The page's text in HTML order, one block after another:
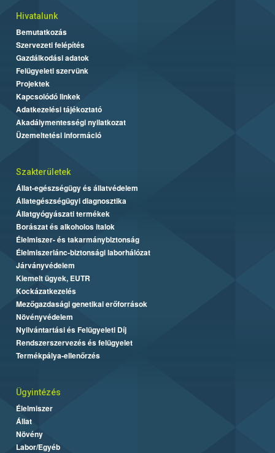
Hivatalunk
Bemutatkozás
Szervezeti felépítés
Gazdálkodási adatok
Felügyeleti szervünk
Projektek
Kapcsolódó linkek
Adatkezelési tájékoztató
Akadálymentességi nyilatkozat
Üzemeltetési információ
Szakterületek
Állat-egészségügy és állatvédelem
Állategészségügyi diagnosztika
Állatgyógyászati termékek
Borászat és alkoholos italok
Élelmiszer- és takarmánybiztonság
Élelmiszerlánc-biztonsági laborhálózat
Járványvédelem
Kiemelt ügyek, EUTR
Kockázatkezelés
Mezőgazdasági genetikai erőforrások
Növényvédelem
Nyilvántartási és Felügyeleti Díj
Rendszerszervezés és felügyelet
Termékpálya-ellenőrzés
Ügyintézés
Élelmiszer
Állat
Növény
Labor/Egyéb